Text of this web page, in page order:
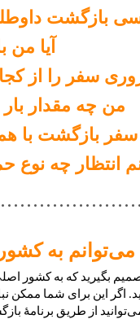
بازگشت
آیا من
سفر را از
من چه مقدار بار
سفر بازگشت با
چه نوع
می‌توانم به
بگیرید که به کشور
اگر این برای شما ممکن